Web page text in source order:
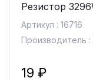
Резистор
Артикул : 16716
Производитель :
19 ₽